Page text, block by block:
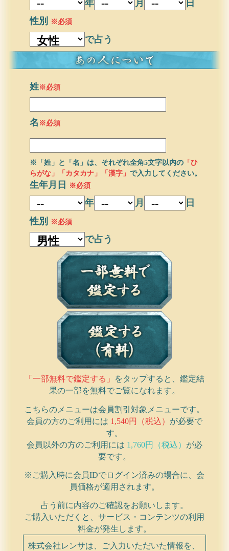
年 月
日
性別
※必須
で占う
姓※必須
名 ※必須
※「姓」と「名」は、それぞれ全角5文字以内の 「ひ
らがな」「カタカナ」「漢字」で入力してください。
生年月日 ※必須
年 月
日
性別
※必須
で占う
「一部無料で鑑定する」
をタップすると、鑑定結
果の一部を無料でご覧になれます。
こちらのメニューは会員割引対象メニューです。
会員の方のご利用には 1,540円（税込） が必要で
す。
会員以外の方のご利用には 1,760円（税込） が必
要です。
※ご購入時に会員IDでログイン済みの場合に、会
員価格が適用されます。
占う前に内容のご確認をお願いします。
ご購入いただくと、サービス・コンテンツの利用
料金が発生します。
株式会社レンサは、ご入力いただいた情報を、